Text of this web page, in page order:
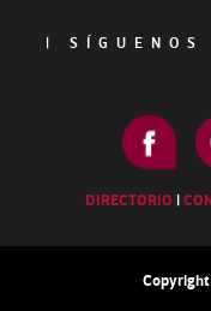
|
SÍGUENOS
DIRECTORIO |